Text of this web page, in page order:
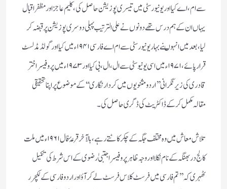
سے ام ، اے کیا اور یونیورسٹی میں تیسری پوزیشن حاصل کی ، کلیم عاجز اور مظفر اقبال
یہاں ان کے ہم درس تھے دونوں نے علی الترتیب پہلی دوسری پوزیشن پر قبضہ کر
لیا ، بعد میں انہوںنے بہار یونیورسٹی سے ام اے فارسی ۱۹۴۱ء میں کیا اور گولڈ مڈلسٹ
قرار پائے، ۱۹۷۱ء میں اسی یونیوسٹی سے ال، ال، بی کیا اور ۱۹۷۳ء میں پروفیسر اختر
قادری کی زیر نگرانی ’’اردو مثنویوں میں کردار نگاری‘‘کے موضوع پر اپنا تحقیقی
مقالہ مکمل کرکے ڈاکٹریٹ کی ڈگری حاصل کی۔
تلاش معاش میں وہ مختلف جگہ کے چکر کاٹتے رہے ، بالآخر قرعۂ فال ۱۹۶۱ء میں ملت
کالج دربھنگہ کے نام نکلااور وجہ ظاہر پروفیسر اجتبیٰ رضوی کے اس شرط کی تکمیل
ٹھہری کہ’’ تم فارسی میں فرسٹ کلاس فرسٹ لے کر آؤ اور اردو فارسی کے لکچرر